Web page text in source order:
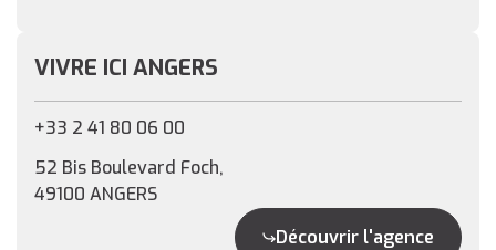
VIVRE ICI ANGERS
+33 2 41 80 06 00
52 Bis Boulevard Foch,
49100 ANGERS
Découvrir l'agence